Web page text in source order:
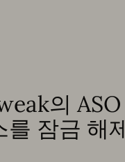
의
를 잠금 해